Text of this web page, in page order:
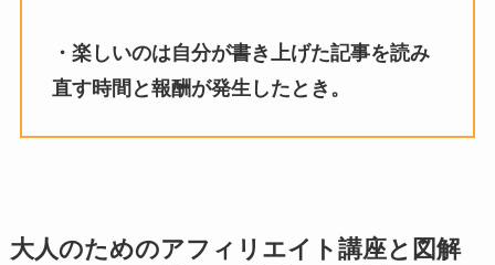
・楽しいのは自分が書き上げた記事を読み
直す時間と報酬が発生したとき。
大人のためのアフィリエイト講座と図解